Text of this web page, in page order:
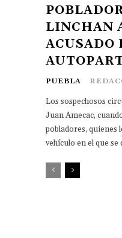
LINCHAN
ACUSADO
PUEBLA
Los sospechosos
Juan Amecac,
pobladores,
vehículo en el que se